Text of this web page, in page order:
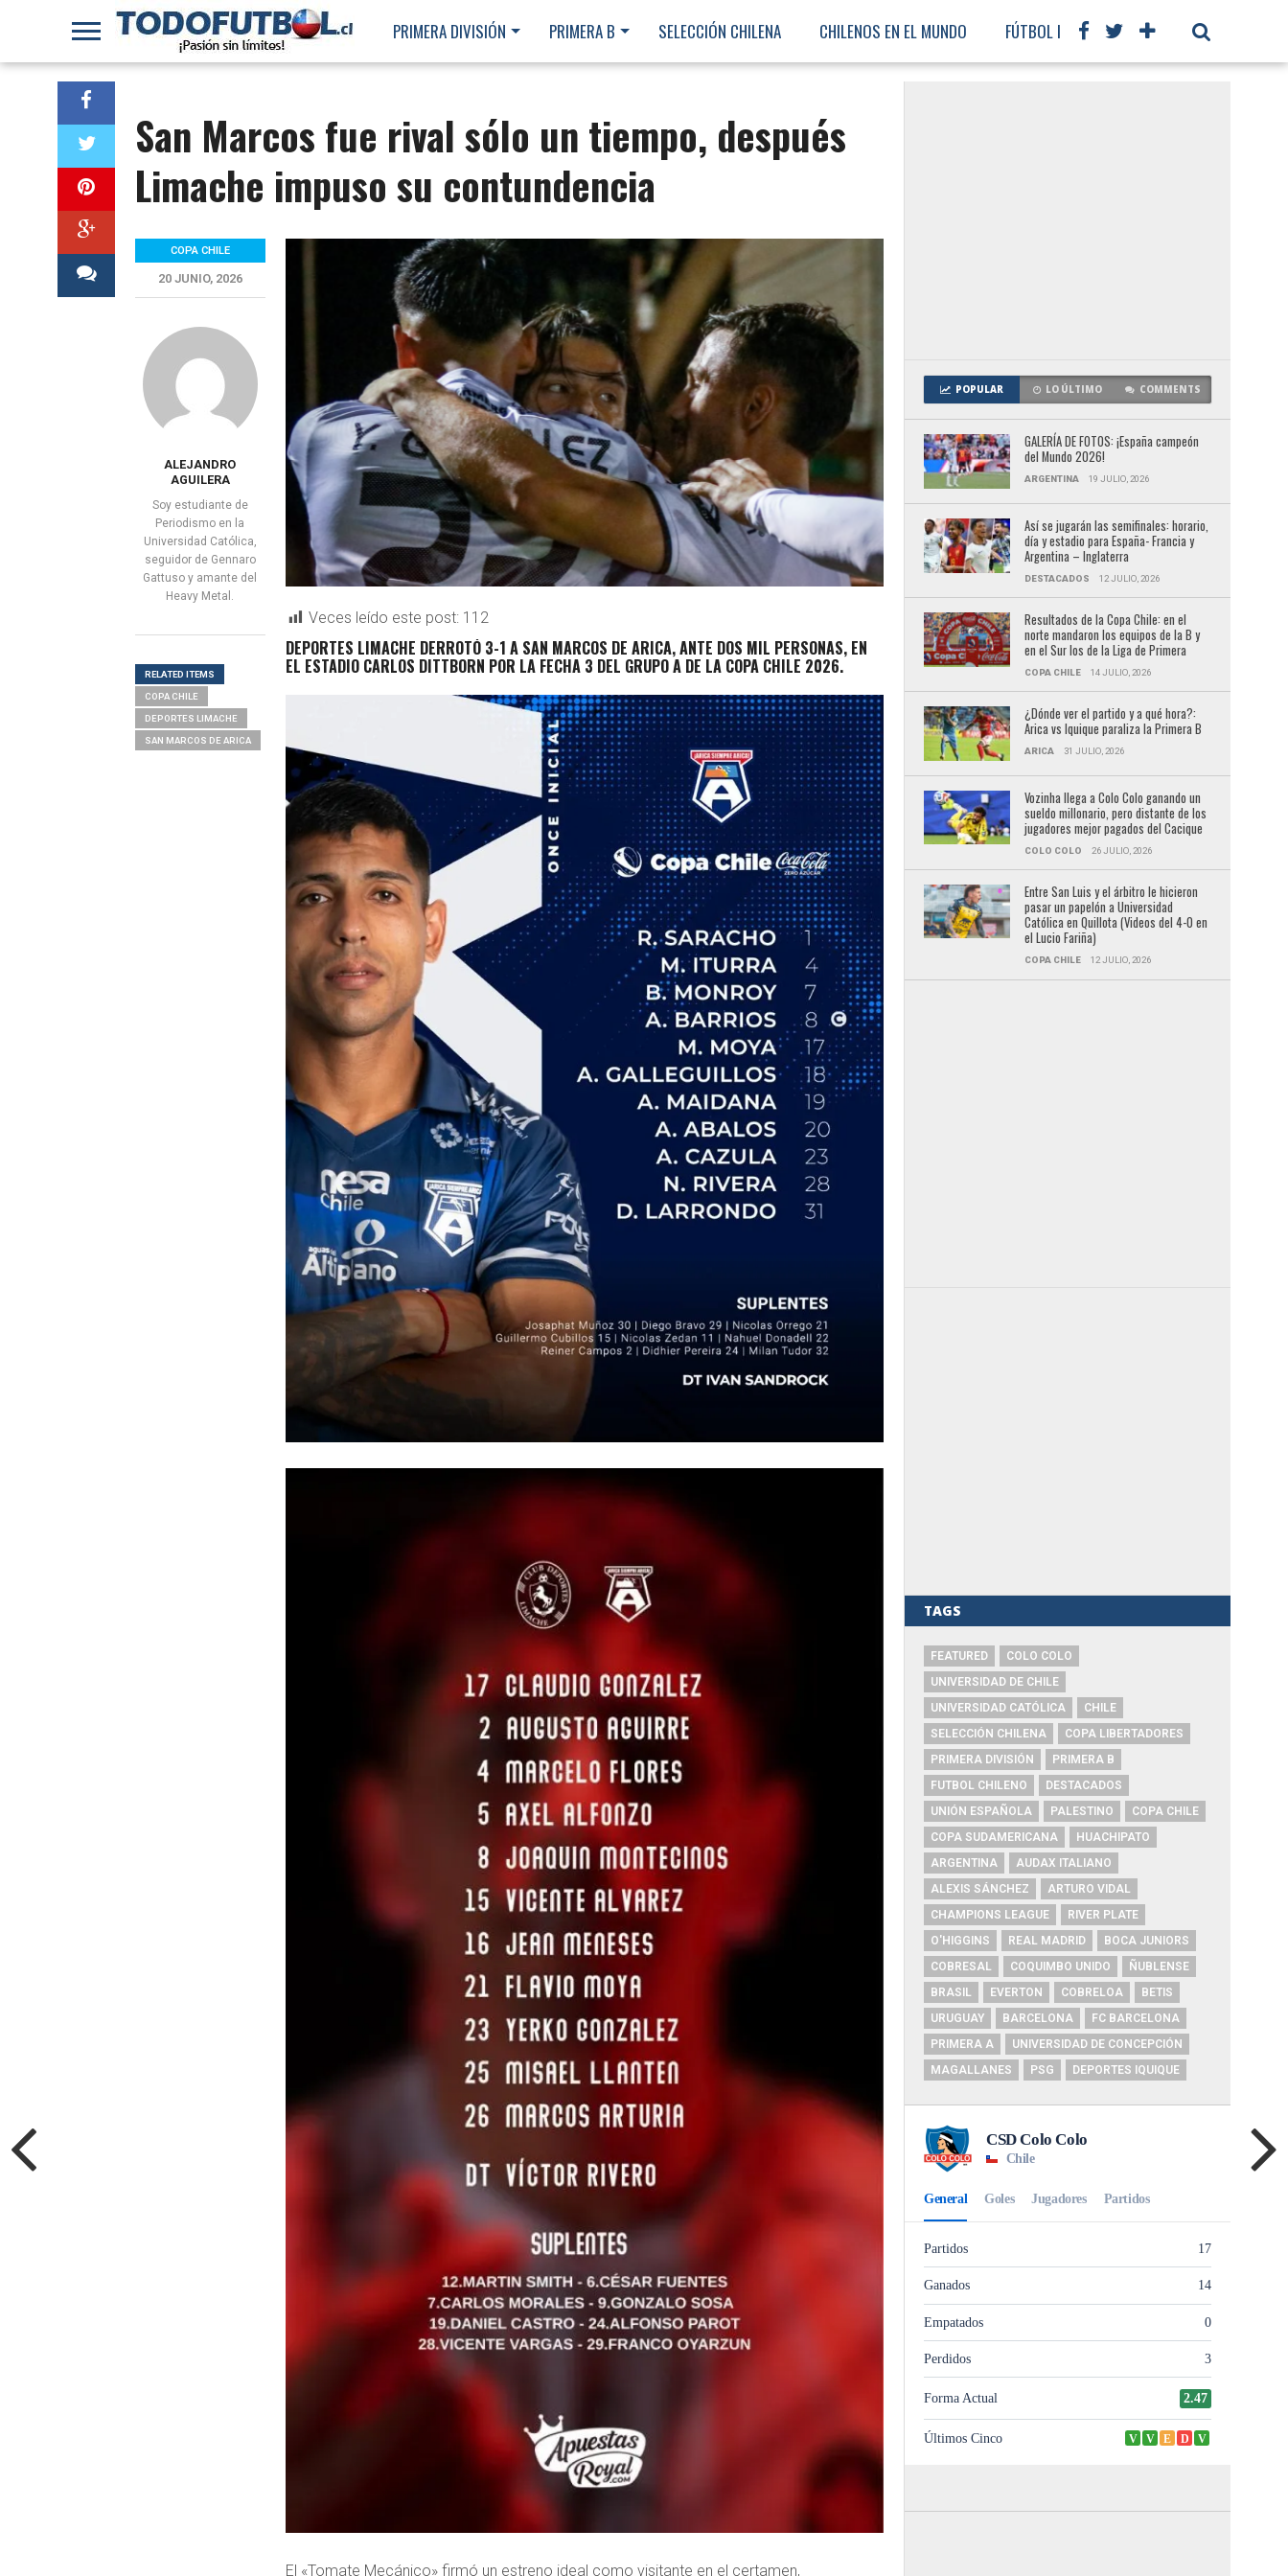
PRIMERA DIVISIÓN PRIMERA B SELECCIÓN CHILENA CHILENOS EN EL MUNDO FÚTBOL INTERNACIONAL
San Marcos fue rival sólo un tiempo, después
Limache impuso su contundencia
Veces leído este post: 112
DEPORTES LIMACHE DERROTÓ 3-1 A SAN MARCOS DE ARICA, ANTE DOS MIL PERSONAS, EN
EL ESTADIO CARLOS DITTBORN POR LA FECHA 3 DEL GRUPO A DE LA COPA CHILE 2026.
El «Tomate Mecánico» firmó un estreno ideal como visitante en el certamen,
COPA CHILE
20 JUNIO, 2026
ALEJANDRO
AGUILERA
Soy estudiante de
Periodismo en la
Universidad Católica,
seguidor de Gennaro
Gattuso y amante del
Heavy Metal.
RELATED ITEMS
COPA CHILE
DEPORTES LIMACHE
SAN MARCOS DE ARICA
POPULAR LO ÚLTIMO COMMENTS
GALERÍA DE FOTOS: ¡España campeón
del Mundo 2026!
ARGENTINA 19 JULIO, 2026
Así se jugarán las semifinales: horario,
día y estadio para España- Francia y
Argentina – Inglaterra
DESTACADOS 12 JULIO, 2026
Resultados de la Copa Chile: en el
norte mandaron los equipos de la B y
en el Sur los de la Liga de Primera
COPA CHILE 14 JULIO, 2026
¿Dónde ver el partido y a qué hora?:
Arica vs Iquique paraliza la Primera B
ARICA 31 JULIO, 2026
Vozinha llega a Colo Colo ganando un
sueldo millonario, pero distante de los
jugadores mejor pagados del Cacique
COLO COLO 26 JULIO, 2026
Entre San Luis y el árbitro le hicieron
pasar un papelón a Universidad
Católica en Quillota (Videos del 4-0 en
el Lucio Fariña)
COPA CHILE 12 JULIO, 2026
TAGS
FEATURED
COLO COLO
UNIVERSIDAD DE CHILE
UNIVERSIDAD CATÓLICA
CHILE
SELECCIÓN CHILENA
COPA LIBERTADORES
PRIMERA DIVISIÓN
PRIMERA B
FUTBOL CHILENO
DESTACADOS
UNIÓN ESPAÑOLA
PALESTINO
COPA CHILE
COPA SUDAMERICANA
HUACHIPATO
ARGENTINA
AUDAX ITALIANO
ALEXIS SÁNCHEZ
ARTURO VIDAL
CHAMPIONS LEAGUE
RIVER PLATE
O'HIGGINS
REAL MADRID
BOCA JUNIORS
COBRESAL
COQUIMBO UNIDO
ÑUBLENSE
BRASIL
EVERTON COBRELOA
BETIS
URUGUAY
BARCELONA
FC BARCELONA
PRIMERA A
UNIVERSIDAD DE CONCEPCIÓN
MAGALLANES
PSG DEPORTES IQUIQUE